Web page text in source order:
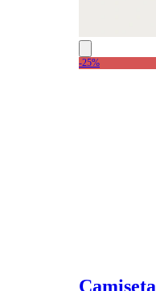
-25%
Camiseta